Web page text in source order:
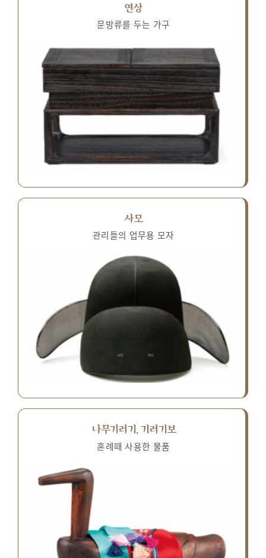
연상
문방류를 두는 가구
사모
관리들의 업무용 모자
나무기러기, 기러기보
혼례때 사용한 물품